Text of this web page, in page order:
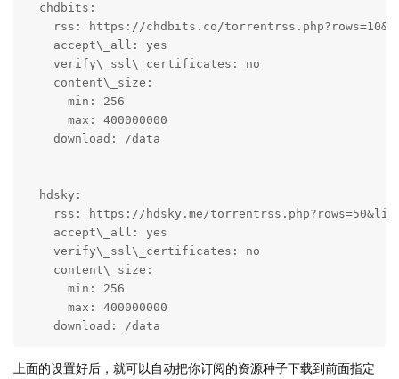
  chdbits:
rss: https://chdbits.co/
    accept\_all: yes
    verify\_ssl\_certificates: no
    content\_size:
      min: 256
      max: 400000000
    download: /data
  hdsky:
rss: https://hdsky.me/
    accept\_all: yes
    verify\_ssl\_certificates: no
    content\_size:
      min: 256
      max: 400000000
    download: /data
上面的设置好后，就可以自动把你订阅的资源种子下载到前面指定